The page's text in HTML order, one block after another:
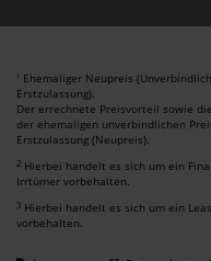
1 Ehemaliger Neupreis
Erstzulassung).
Der errechnete Preisvorteil sowie
der ehemaligen unverbindlichen
Erstzulassung (Neupreis).
2 Hierbei handelt es sich um ein
Irrtümer vorbehalten.
3 Hierbei handelt es sich um ein
vorbehalten.